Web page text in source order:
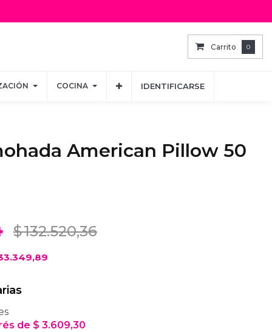
Carrito 0
COCINA IDENTIFICARSE
Carrito 0
COCINA IDENTIFICARSE
American Pillow 50
$132.520,36
de $ 3.609,30